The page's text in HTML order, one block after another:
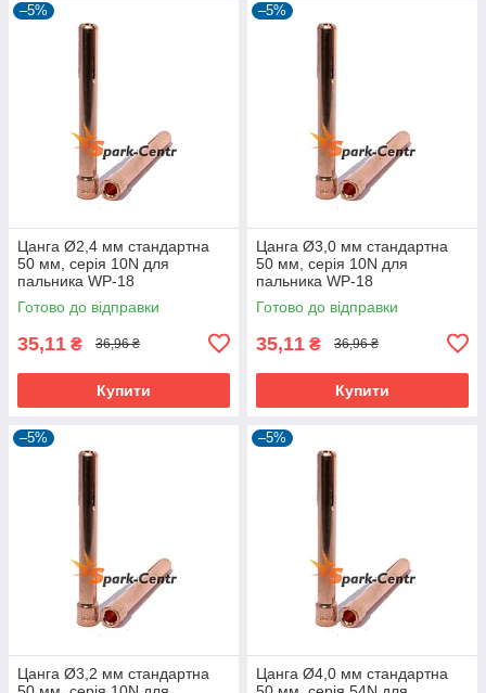
–5%
Цанга Ø2,4 мм стандартна
50 мм, серія 10N для
пальника WP-18
Готово до відправки
35,11 ₴ 36,96 ₴
Купити
–5%
Цанга Ø3,0 мм стандартна
50 мм, серія 10N для
пальника WP-18
Готово до відправки
35,11 ₴ 36,96 ₴
Купити
–5%
Цанга Ø3,2 мм стандартна
–5%
Цанга Ø4,0 мм стандартна